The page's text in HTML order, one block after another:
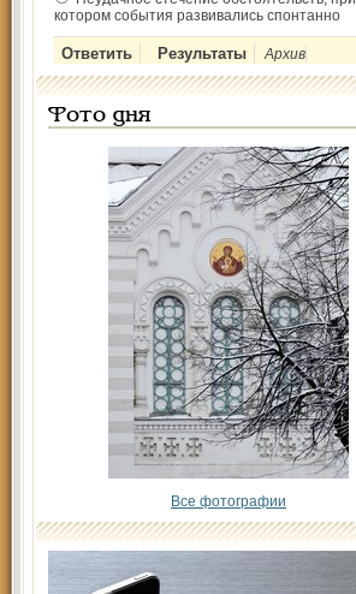
котором события развивались спонтанно
Архив
Фото дня
Все фотографии